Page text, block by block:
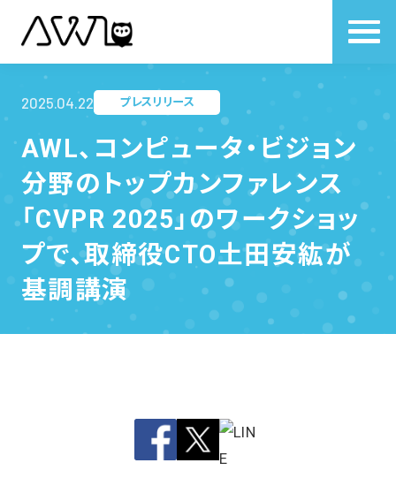
2025.04.22 プレスリリース
AWL、コンピュータ・ビジョン
分野のトップカンファレンス
「CVPR 2025」のワークショッ
プで、取締役CTO土田安紘が
基調講演